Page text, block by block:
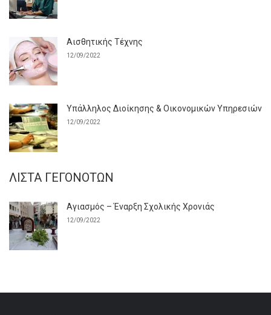
Αισθητικής Τέχνης
12/09/2022
Υπάλληλος Διοίκησης & Οικονομικών Υπηρεσιών
12/09/2022
ΛΊΣΤΑ ΓΕΓΟΝΌΤΩΝ
Αγιασμός – Έναρξη Σχολικής Χρονιάς
12/09/2022